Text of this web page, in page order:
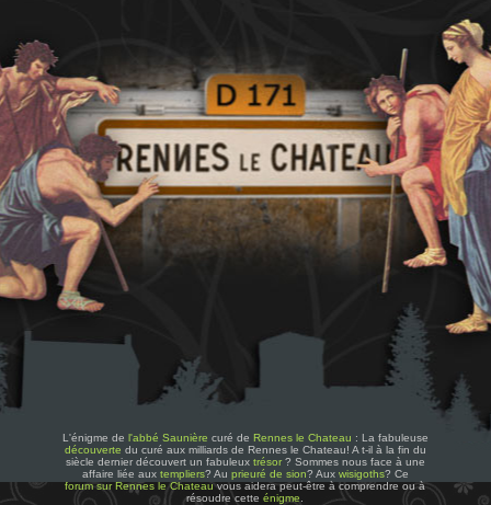
L'énigme de l'abbé Saunière curé de Rennes le Chateau : La fabuleuse
découverte du curé aux milliards de Rennes le Chateau! A t-il à la fin du
siècle dernier découvert un fabuleux trésor? Sommes nous face à une
affaire liée aux templiers? Au prieuré de sion? Aux wisigoths? Ce
forum sur Rennes le Chateauvous aidera peut-être à comprendre ou à
résoudre cetteénigme